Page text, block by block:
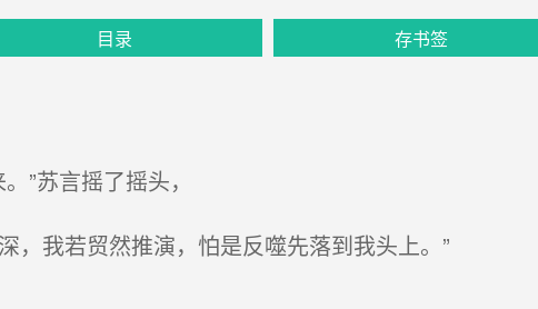
目录 存书签
”苏言摇了摇头，
，我若贸然推演，怕是反噬先落到我头上。”